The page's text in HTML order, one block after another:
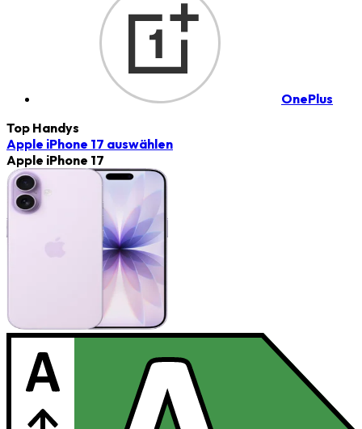
OnePlus
Top Handys
Apple iPhone 17 auswählen
Apple iPhone 17